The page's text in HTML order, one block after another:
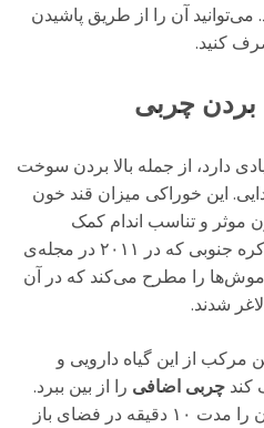
آن را از طریق پاشیدن
کنید.
دارد، از جمله بالا بردن سوخت
این خوراکی میزان قند خون
موثر و تناسب اندام کمک
می‌کند. یک پژوهش مشهور در کره جنوبی که در ۲۰۱۱ در مجله‌ی
را مطرح می‌کند که در آن
لاغر شدند.
مرکب از این گیاه دارویی و
کند چربی اضافی را از بین ببرد.
پوست ۳ حبه سیر را بگیرید و آن را مدت ۱۰ دقیقه در فضای باز